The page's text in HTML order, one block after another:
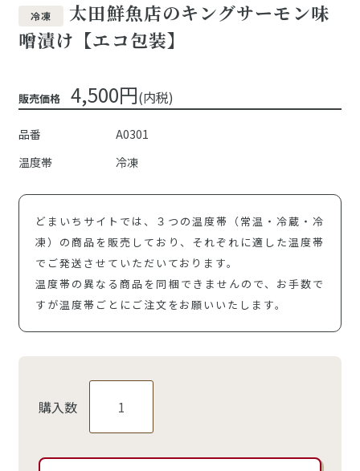
冷凍
太田鮮魚店のキングサーモン味
噌漬け【エコ包装】
販売価格 4,500円(内税)
品番
A0301
温度帯
冷凍
どまいちサイトでは、３つの温度帯（常温・冷蔵・冷
凍）の商品を販売しており、それぞれに適した温度帯
でご発送させていただいております。
温度帯の異なる商品を同梱できませんので、お手数で
すが温度帯ごとにご注文をお願いいたします。
購入数